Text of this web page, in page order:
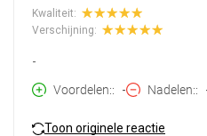
Kwaliteit:
Verschijning:
-
Voordelen:
- Nadelen:
Toon originele reactie